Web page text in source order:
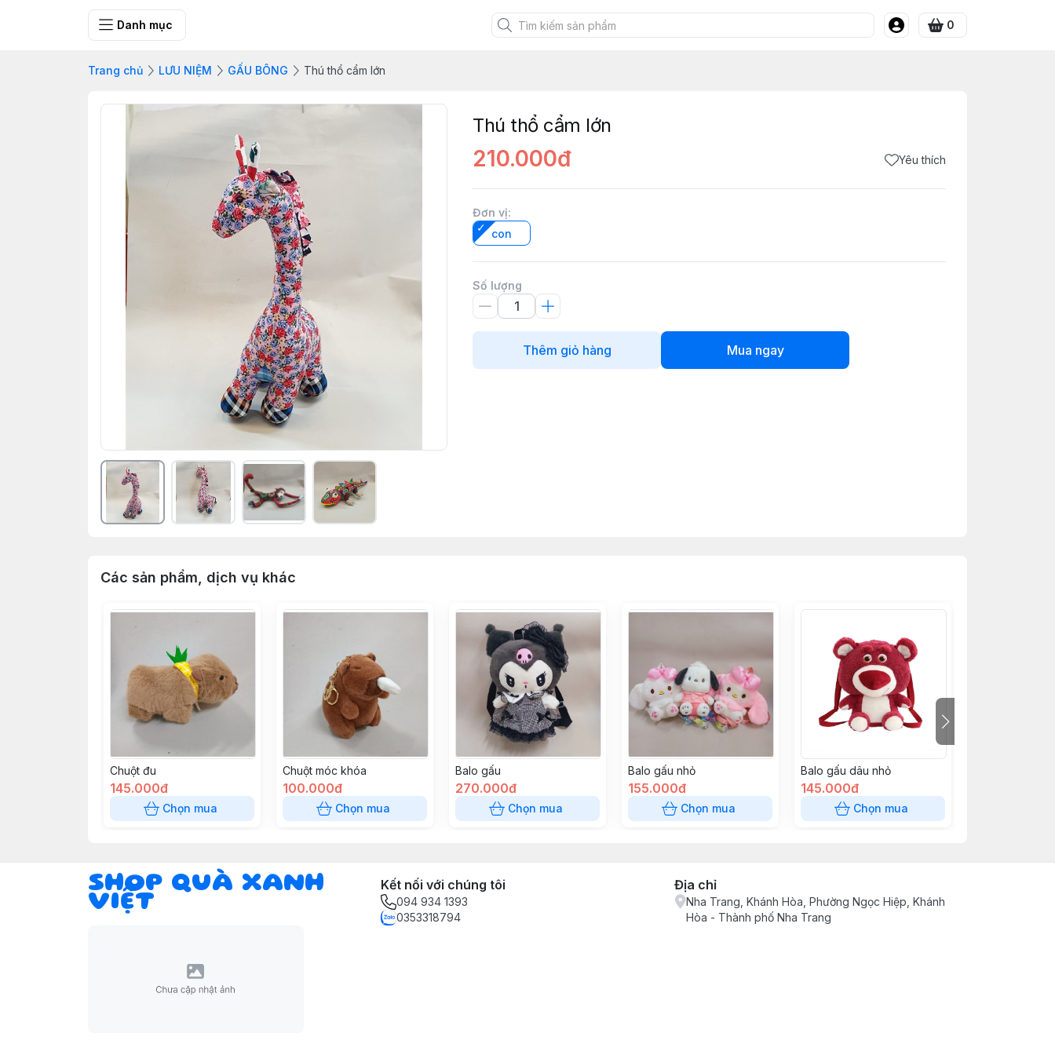
Danh mục 0
Trang chủ LƯU NIỆM GẤU BÔNG Thú thổ cẩm lớn
Thú thổ cẩm lớn
210.000đ Yêu thích
Đơn vị:
con
Số lượng
Thêm giỏ hàng Mua ngay
Các sản phẩm, dịch vụ khác
Chuột đu
145.000đ
Chọn mua
Chuột móc khóa
100.000đ
Chọn mua
Balo gấu
270.000đ
Chọn mua
Balo gấu nhỏ
155.000đ
Chọn mua
Balo gấu dâu nhỏ
145.000đ
Chọn mua
SHOP QUÀ XANH
VIỆT
Kết nối với chúng tôi
094 934 1393
0353318794
Địa chỉ
Nha Trang, Khánh Hòa, Phường Ngọc Hiệp, Khánh
Hòa - Thành phố Nha Trang